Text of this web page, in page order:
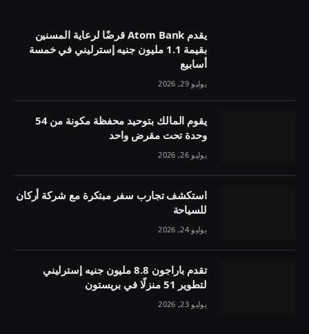
يقدم Atom Bank قرضًا لرعاية المسنين
بقيمة 1.1 مليون جنيه إسترليني في خمسة
أسابيع
يوليو 29, 2026
يقوم المالك بتوحيد محفظة مكونة من 54
وحدة تحت مقرض واحد
يوليو 26, 2026
استكشف تجارب سفر مبتكرة مع شركة أركان
للسياحة
يوليو 24, 2026
تقدم باراجون 8.8 مليون جنيه إسترليني
لتطوير 51 منزلًا في بريستون
يوليو 23, 2026